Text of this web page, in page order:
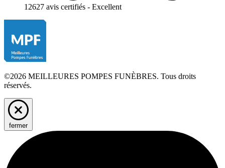
12627 avis certifiés - Excellent
©2026 MEILLEURES POMPES FUNÈBRES. Tous droits
réservés.
fermer